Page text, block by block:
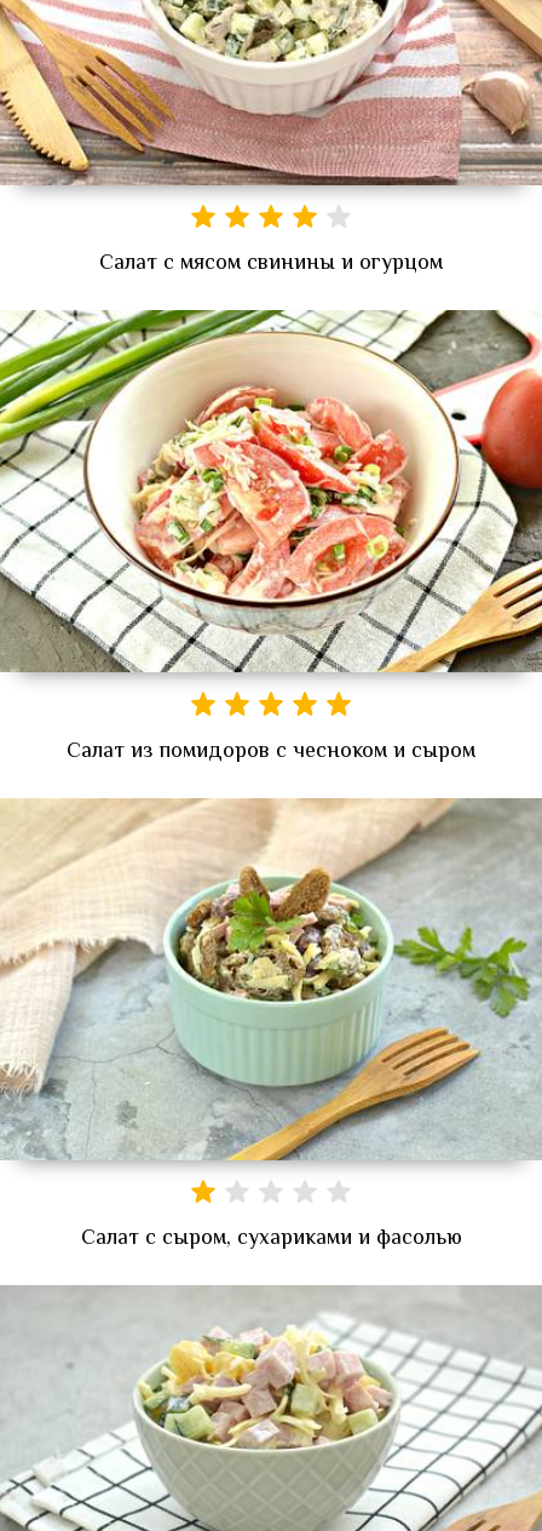
Салат с мясом свинины и огурцом
Салат из помидоров с чесноком и сыром
Салат с сыром, сухариками и фасолью